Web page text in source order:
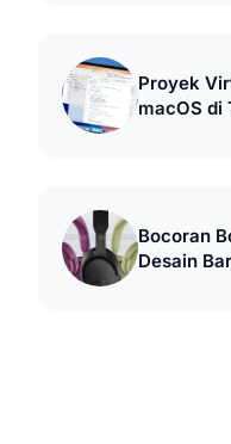
Proyek
macOS di
Bocoran
Desain